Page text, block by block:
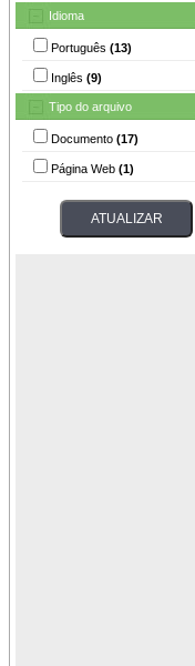
Idioma
Português (13)
Inglês (9)
Tipo do arquivo
Documento (17)
Página Web (1)